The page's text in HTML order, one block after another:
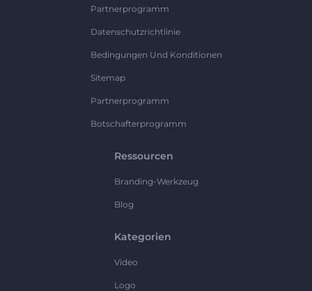
Partnerprogramm
Datenschutzrichtlinie
Bedingungen Und Konditionen
Sitemap
Partnerprogramm
Botschafterprogramm
Ressourcen
Branding-Werkzeug
Blog
Kategorien
Video
Logo